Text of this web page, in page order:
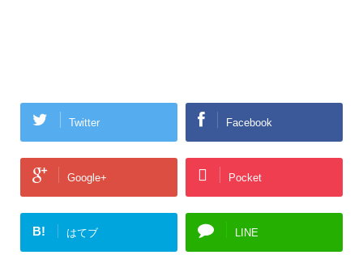
Twitter Facebook
Google+ Pocket
B! はてブ LINE